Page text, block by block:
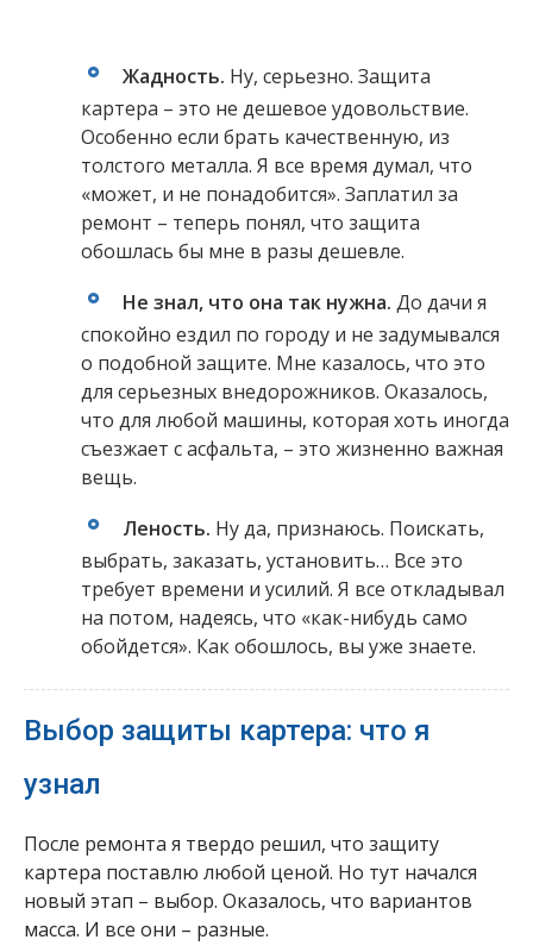
Жадность. Ну, серьезно. Защита
картера – это не дешевое удовольствие.
Особенно если брать качественную, из
толстого металла. Я все время думал, что
«может, и не понадобится». Заплатил за
ремонт – теперь понял, что защита
обошлась бы мне в разы дешевле.
Не знал, что она так нужна. До дачи я
спокойно ездил по городу и не задумывался
о подобной защите. Мне казалось, что это
для серьезных внедорожников. Оказалось,
что для любой машины, которая хоть иногда
съезжает с асфальта, – это жизненно важная
вещь.
Леность. Ну да, признаюсь. Поискать,
выбрать, заказать, установить… Все это
требует времени и усилий. Я все откладывал
на потом, надеясь, что «как-нибудь само
обойдется». Как обошлось, вы уже знаете.
Выбор защиты картера: что я
узнал
После ремонта я твердо решил, что защиту
картера поставлю любой ценой. Но тут начался
новый этап – выбор. Оказалось, что вариантов
масса. И все они – разные.